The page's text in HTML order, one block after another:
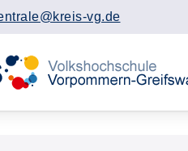
vg.de